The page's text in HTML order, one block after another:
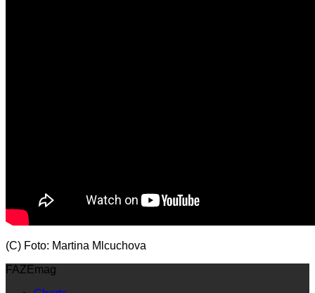
(C) Foto: Martina Mlcuchova
FAZEmag